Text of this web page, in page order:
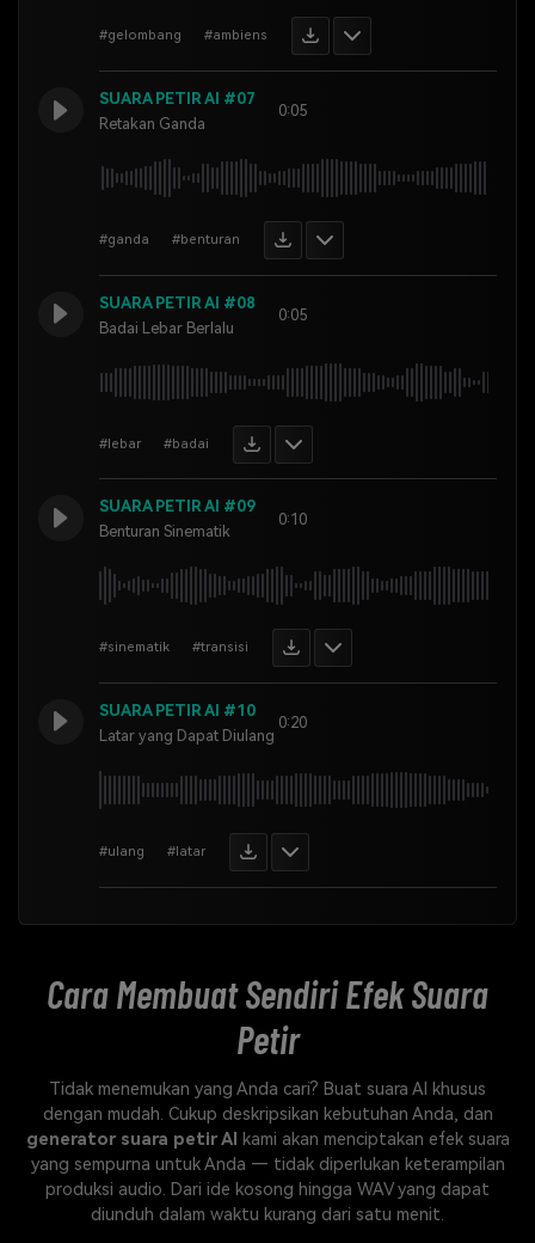
#gelombang #ambiens
SUARA PETIR AI #07
Retakan Ganda
0:05
#ganda #benturan
SUARA PETIR AI #08
Badai Lebar Berlalu
0:05
#lebar #badai
SUARA PETIR AI #09
Benturan Sinematik
0:10
#sinematik #transisi
SUARA PETIR AI #10
Latar yang Dapat Diulang
0:20
#ulang #latar
Cara Membuat SendiriEfek Suara
Petir
Tidak menemukan yang Anda cari? Buat suara AI khusus
dengan mudah. Cukup deskripsikan kebutuhan Anda, dan
generator suara petir AI kami akan menciptakan efek suara
yang sempurna untuk Anda — tidak diperlukan keterampilan
produksi audio. Dari ide kosong hingga WAV yang dapat
diunduh dalam waktu kurang dari satu menit.